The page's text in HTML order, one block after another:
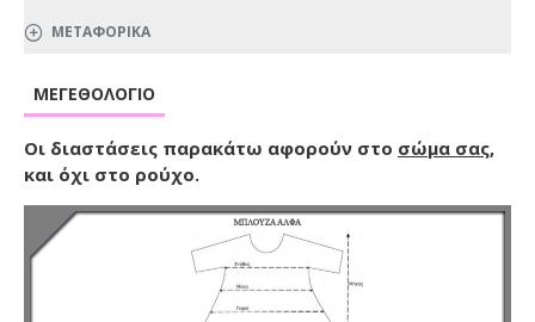
ΜΕΤΑΦΟΡΙΚΑ
ΜΕΓΕΘΟΛΌΓΙΟ
Οι διαστάσεις παρακάτω αφορούν στο σώμα σας,
και όχι στο ρούχο.